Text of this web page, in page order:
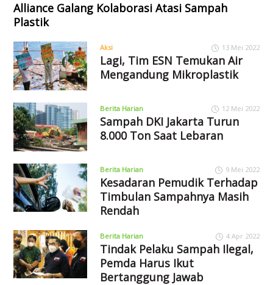
Alliance Galang Kolaborasi Atasi Sampah
Plastik
Aksi 13 Mei 2022
Lagi, Tim ESN Temukan Air
Mengandung Mikroplastik
Berita Harian 12 Mei 2022
Sampah DKI Jakarta Turun
8.000 Ton Saat Lebaran
Berita Harian 9 Mei 2022
Kesadaran Pemudik Terhadap
Timbulan Sampahnya Masih
Rendah
Berita Harian 4 Apr 2022
Tindak Pelaku Sampah Ilegal,
Pemda Harus Ikut
Bertanggung Jawab